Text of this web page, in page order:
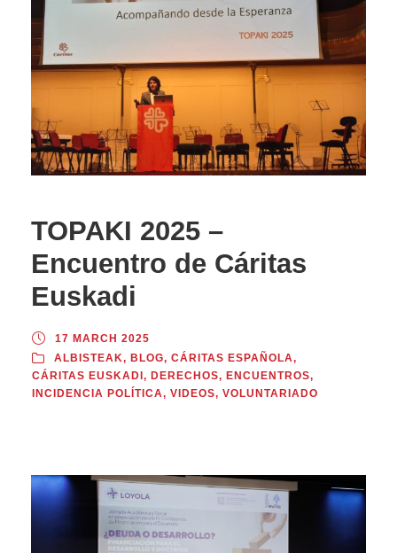
TOPAKI 2025 –
Encuentro de Cáritas
Euskadi
17 MARCH 2025
ALBISTEAK, BLOG, CÁRITAS ESPAÑOLA,
CÁRITAS EUSKADI, DERECHOS, ENCUENTROS,
INCIDENCIA POLÍTICA, VIDEOS, VOLUNTARIADO